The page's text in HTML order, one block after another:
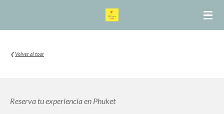
principal
❮Volver al tour
Reserva tu experiencia en Phuket